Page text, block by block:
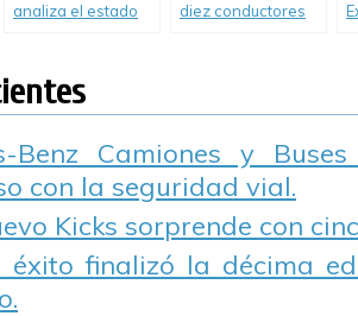
analiza el estado
diez conductores
Benz Camiones y
con la seguridad vial.
Kicks sorprende con
éxito finalizó la décima